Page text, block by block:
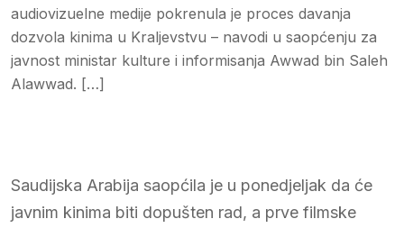
audiovizuelne medije pokrenula je proces davanja
dozvola kinima u Kraljevstvu – navodi u saopćenju za
javnost ministar kulture i informisanja Awwad bin Saleh
Alawwad. […]
Saudijska Arabija saopćila je u ponedjeljak da će
javnim kinima biti dopušten rad, a prve filmske